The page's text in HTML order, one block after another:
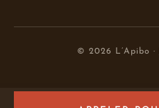
© 2026 L’Apibo ·